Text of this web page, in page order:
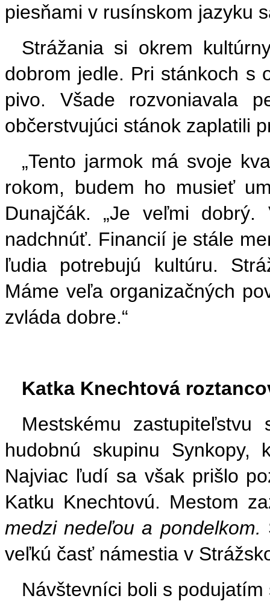
piesňami v rusínskom jazyku
Strážania si okrem
dobrom jedle. Pri stánkoch s
pivo. Všade rozvoniavala
občerstvujúci stánok zaplatili
„Tento jarmok má svoje
rokom, budem ho musieť
Dunajčák. „Je veľmi dobrý.
nadchnúť. Financií je stále
ľudia potrebujú kultúru.
Máme veľa organizačných
zvláda dobre.“
Katka Knechtová
Mestskému
hudobnú skupinu
Najviac ľudí sa však prišlo
Katku Knechtovú. Mestom
medzi nedeľou a pondelkom.
veľkú časť námestia v
Návštevníci boli s podujatím